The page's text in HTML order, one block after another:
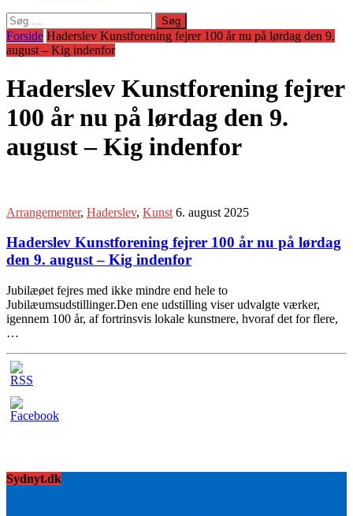
Søg
efter:
Forside Haderslev Kunstforening fejrer 100 år nu på lørdag den 9.
august – Kig indenfor
Haderslev Kunstforening fejrer
100 år nu på lørdag den 9.
august – Kig indenfor
Arrangementer, Haderslev, Kunst 6. august 2025
Haderslev Kunstforening fejrer 100 år nu på lørdag
den 9. august – Kig indenfor
Jubilæøet fejres med ikke mindre end hele to
Jubilæumsudstillinger.Den ene udstilling viser udvalgte værker,
igennem 100 år, af fortrinsvis lokale kunstnere, hvoraf det for flere,
…
Sydnyt.dk